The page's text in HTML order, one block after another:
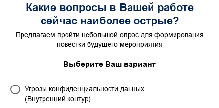
Какие вопросы в Вашей работе
сейчас наиболее острые?
Предлагаем пройти небольшой опрос для формирования
повестки будущего мероприятия
Выберите Ваш вариант
Угрозы конфиденциальности данных
(Внутренний контур)